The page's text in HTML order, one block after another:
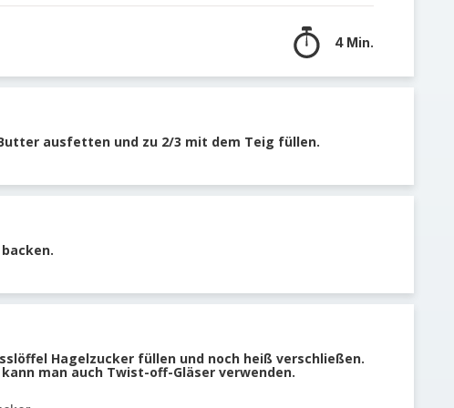
4 Min.
ausfetten und zu 2/3 mit dem Teig füllen.
Hagelzucker füllen und noch heiß verschließen.
man auch Twist-off-Gläser verwenden.